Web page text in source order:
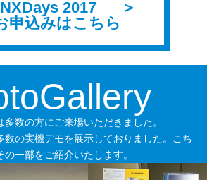
2017
申込みはこちら
多数の方にご来場いただきました。
数の実機デモを展示しておりました。こち
の一部をご紹介いたします。